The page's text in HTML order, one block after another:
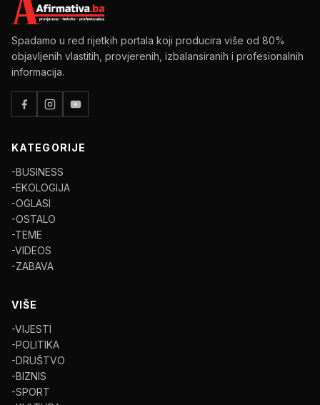
Spadamo u red rijetkih portala koji producira više od 80%
objavljenih vlastitih, provjerenih, izbalansiranih i profesionalnih
informacija.
KATEGORIJE
-BUSINESS
-EKOLOGIJA
-OGLASI
-OSTALO
-TEME
-VIDEOS
-ZABAVA
VIŠE
-VIJESTI
-POLITIKA
-DRUŠTVO
-BIZNIS
-SPORT